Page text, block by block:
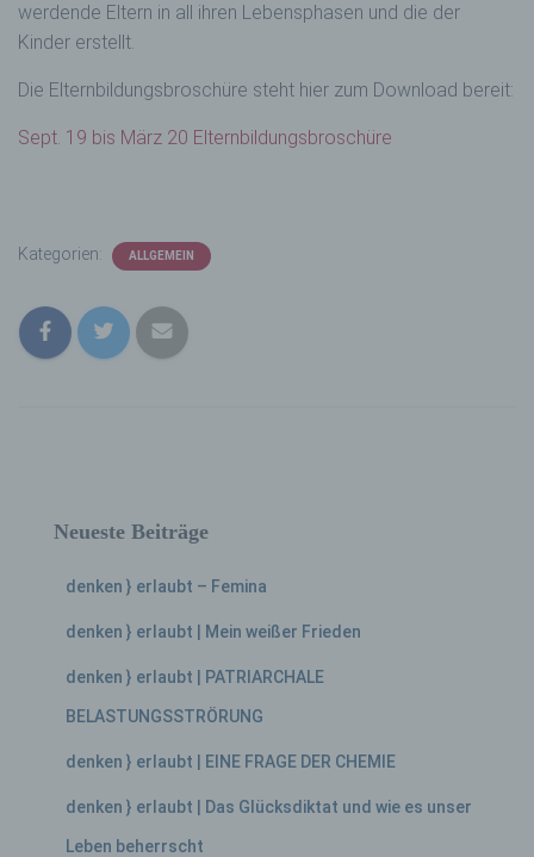
werdende Eltern in all ihren Lebensphasen und die der
Kinder erstellt.
Die Elternbildungsbroschüre steht hier zum Download bereit:
Sept. 19 bis März 20 Elternbildungsbroschüre
Kategorien: ALLGEMEIN
Neueste Beiträge
denken } erlaubt – Femina
denken } erlaubt | Mein weißer Frieden
denken } erlaubt | PATRIARCHALE
BELASTUNGSSTRÖRUNG
denken } erlaubt | EINE FRAGE DER CHEMIE
denken } erlaubt | Das Glücksdiktat und wie es unser
Leben beherrscht